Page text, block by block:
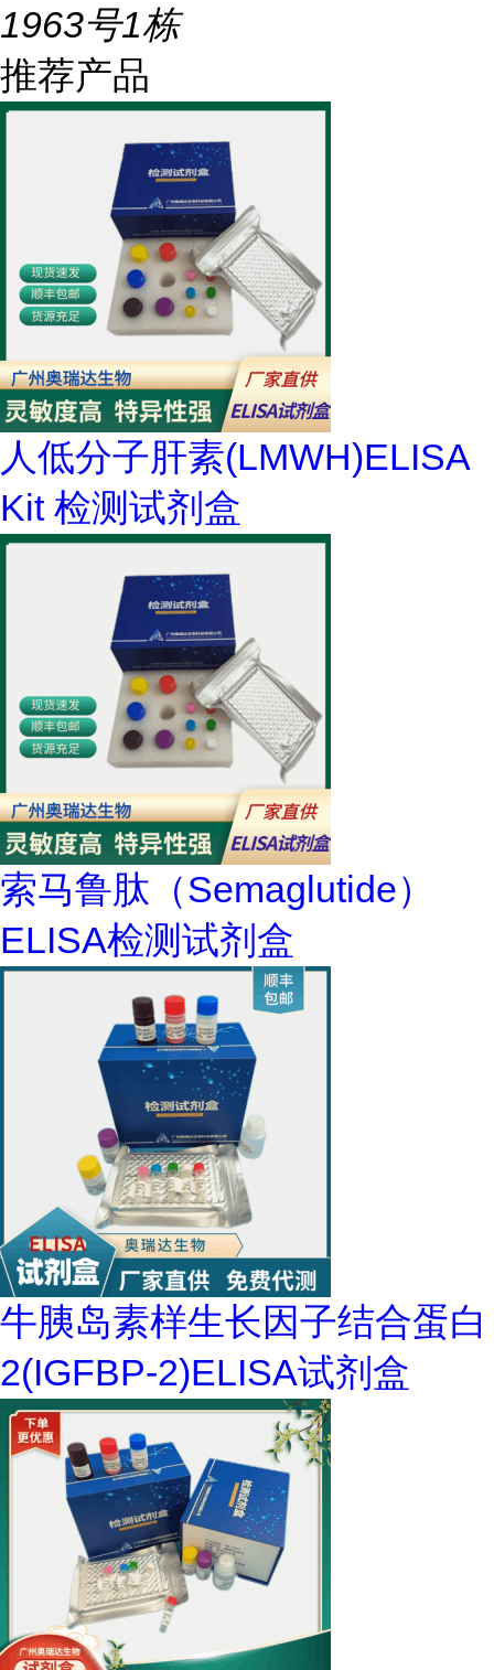
1963号1栋
推荐产品
人低分子肝素(LMWH)ELISA
Kit 检测试剂盒
索马鲁肽（Semaglutide）
ELISA检测试剂盒
牛胰岛素样生长因子结合蛋白
2(IGFBP-2)ELISA试剂盒